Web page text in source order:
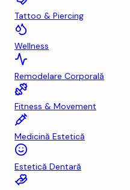
Tattoo & Piercing
Wellness
Remodelare Corporală
Fitness & Movement
Medicină Estetică
Estetică Dentară